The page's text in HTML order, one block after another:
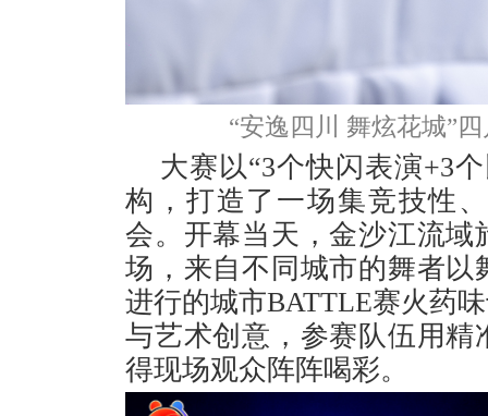
“安逸四川 舞炫花城”
大赛以“3个快闪表演+3
构，打造了一场集竞技性
会。开幕当天，金沙江流
场，来自不同城市的舞者
进行的城市BATTLE赛火药
与艺术创意，参赛队伍用
得现场观众阵阵喝彩。